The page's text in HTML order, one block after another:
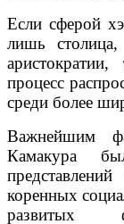
Если сферой
лишь
процесс
среди более
Важнейшим
Камакура
коренных
развитых